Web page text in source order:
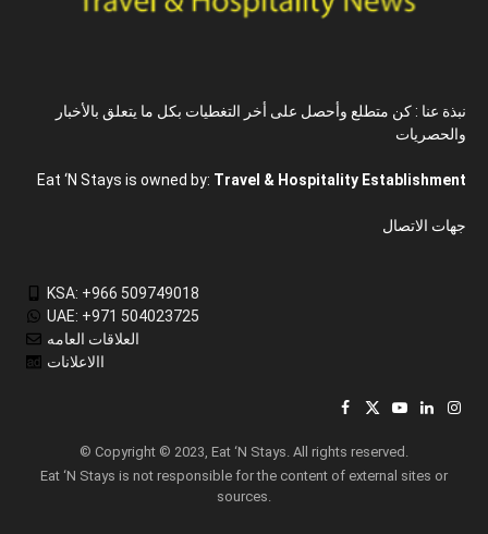
نبذة عنا : كن متطلع وأحصل على أخر التغطيات بكل ما يتعلق بالأخبار
والحصريات
Eat ‘N Stays is owned by: Travel & Hospitality Establishment
جهات الاتصال
KSA: +966 509749018
UAE: +971 504023725
العلاقات العامه
االاعلانات
Facebook
X
YouTube
LinkedIn
© Copyright © 2023, Eat ‘N Stays. All rights reserved.
Eat ‘N Stays is not responsible for the content of external sites or
sources.